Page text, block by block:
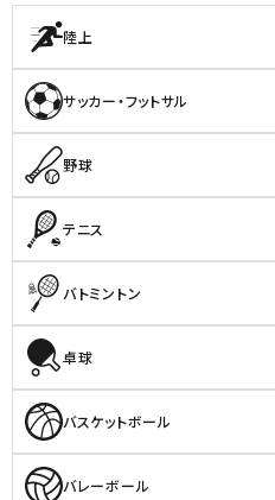
陸上
サッカー・フットサル
野球
テニス
バトミントン
卓球
バスケットボール
バレーボール